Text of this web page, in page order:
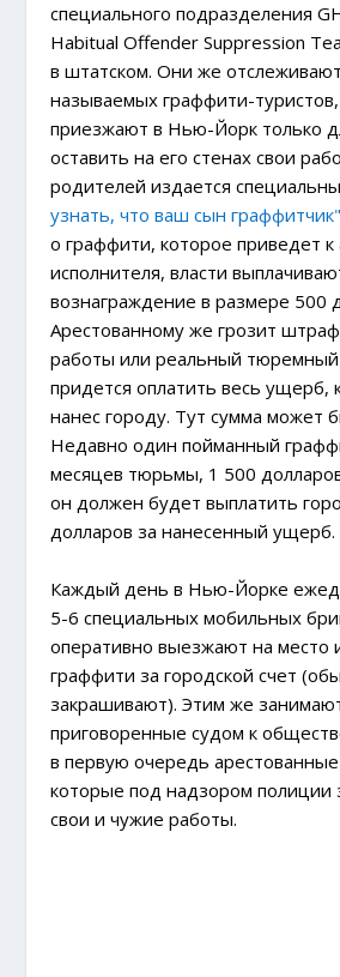
специального подразделения
Habitual Offender Suppression
в штатском. Они же
называемых граффити-
приезжают в Нью-Йорк только
оставить на его стенах свои
родителей издается
узнать, что ваш сын
о граффити, которое приведет к
исполнителя, власти
вознаграждение в размере 500
Арестованному же грозит
работы или реальный
придется оплатить весь ущерб,
нанес городу. Тут сумма может
Недавно один пойманный
месяцев тюрьмы, 1 500
он должен будет выплатить
долларов за нанесенный ущерб.
Каждый день в Нью-Йорке
5-6 специальных мобильных
оперативно выезжают на место
граффити за городской счет
закрашивают). Этим же
приговоренные судом к
в первую очередь
которые под надзором полиции
свои и чужие работы.